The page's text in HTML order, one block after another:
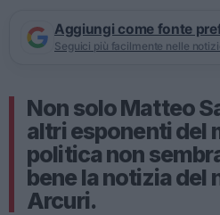
Aggiungi come fonte
Seguici più facilmente nelle
Non solo Matteo
altri esponenti del
politica non
bene la notizia del
Arcuri.